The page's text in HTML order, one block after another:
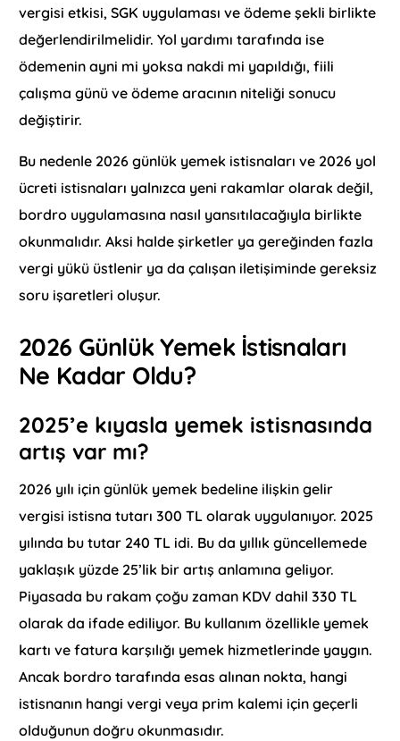
vergisi etkisi, SGK uygulaması ve ödeme şekli birlikte
değerlendirilmelidir. Yol yardımı tarafında ise
ödemenin ayni mi yoksa nakdi mi yapıldığı, fiili
çalışma günü ve ödeme aracının niteliği sonucu
değiştirir.
Bu nedenle 2026 günlük yemek istisnaları ve 2026 yol
ücreti istisnaları yalnızca yeni rakamlar olarak değil,
bordro uygulamasına nasıl yansıtılacağıyla birlikte
okunmalıdır. Aksi halde şirketler ya gereğinden fazla
vergi yükü üstlenir ya da çalışan iletişiminde gereksiz
soru işaretleri oluşur.
2026 Günlük Yemek İstisnaları
Ne Kadar Oldu?
2025’e kıyasla yemek istisnasında
artış var mı?
2026 yılı için günlük yemek bedeline ilişkin gelir
vergisi istisna tutarı 300 TL olarak uygulanıyor. 2025
yılında bu tutar 240 TL idi. Bu da yıllık güncellemede
yaklaşık yüzde 25’lik bir artış anlamına geliyor.
Piyasada bu rakam çoğu zaman KDV dahil 330 TL
olarak da ifade ediliyor. Bu kullanım özellikle yemek
kartı ve fatura karşılığı yemek hizmetlerinde yaygın.
Ancak bordro tarafında esas alınan nokta, hangi
istisnanın hangi vergi veya prim kalemi için geçerli
olduğunun doğru okunmasıdır.